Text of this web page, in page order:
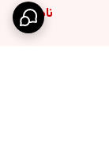
ناموجود